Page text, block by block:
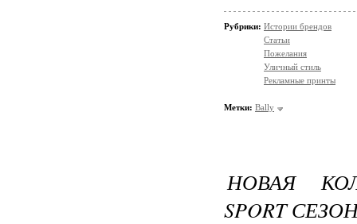
Рубрики: Истории брендов
Статьи
Пожелания
Уличный стиль
Рекламные принты
Метки: Bally
НОВАЯ
SPORT